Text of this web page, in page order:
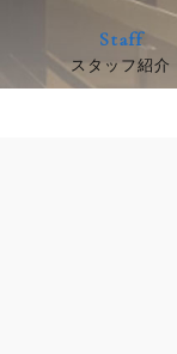
Staff
スタッフ紹介